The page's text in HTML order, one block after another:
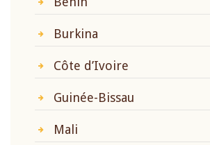
Burkina
Côte d’Ivoire
Guinée-Bissau
Mali